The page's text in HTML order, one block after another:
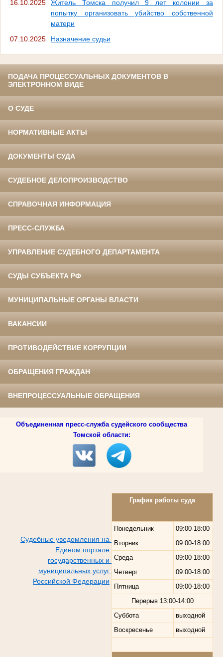
16.10.2025
️Житель Томска получил 9 лет колонии за
попытку организовать убийство собственной
матери
07.10.2025
Назначение судьи
ПОДАЧА ПРОЦЕССУАЛЬНЫХ ДОКУМЕНТОВ В
ЭЛЕКТРОННОМ ВИДЕ
О СУДЕ
НОРМАТИВНЫЕ АКТЫ
ДОКУМЕНТЫ СУДА
СУДЕБНОЕ ДЕЛОПРОИЗВОДСТВО
СПРАВОЧНАЯ ИНФОРМАЦИЯ
ПРЕСС-СЛУЖБА
УПРАВЛЕНИЕ СУДЕБНОГО ДЕПАРТАМЕНТА
СУДЫ СУБЪЕКТА РФ
МУНИЦИПАЛЬНЫЕ ОРГАНЫ ВЛАСТИ
ВАКАНСИИ
ПРОТИВОДЕЙСТВИЕ КОРРУПЦИИ
ОБРАЩЕНИЯ ГРАЖДАН
ВНЕПРОЦЕССУАЛЬНЫЕ ОБРАЩЕНИЯ
Объединенная пресс-служба судейского сообщества
Томской области:
График работы суда
Понедельник
09:00-18:00
Вторник
09:00-18:00
Среда
09:00-18:00
Четверг
09:00-18:00
Пятница
09:00-18:00
Перерыв 13:00-14:00
Суббота
выходной
Воскресенье
выходной
Судебные уведомления на
Едином портале
государственных и
муниципальных услуг
Российской Федерации